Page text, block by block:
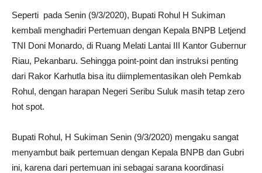
Seperti pada Senin (9/3/2020), Bupati Rohul H Sukiman
kembali menghadiri Pertemuan dengan Kepala BNPB Letjend
TNI Doni Monardo, di Ruang Melati Lantai III Kantor Gubernur
Riau, Pekanbaru. Sehingga point-point dan instruksi penting
dari Rakor Karhutla bisa itu diimplementasikan oleh Pemkab
Rohul, dengan harapan Negeri Seribu Suluk masih tetap zero
hot spot.
Bupati Rohul, H Sukiman Senin (9/3/2020) mengaku sangat
menyambut baik pertemuan dengan Kepala BNPB dan Gubri
ini, karena dari pertemuan ini sebagai sarana koordinasi